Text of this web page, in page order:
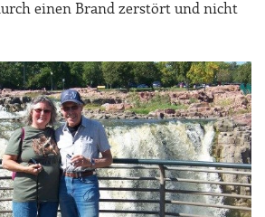
einen Brand zerstört und nicht